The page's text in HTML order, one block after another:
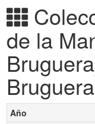
de la
Bruguera
Año